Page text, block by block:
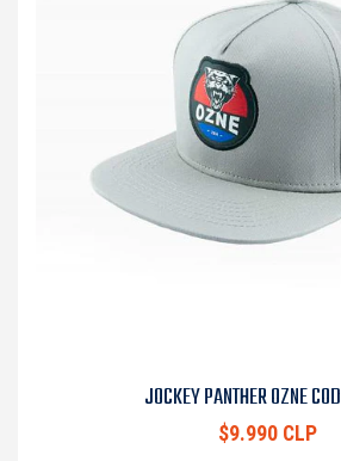
JOCKEY PANTHER OZNE
$9.990 CLP